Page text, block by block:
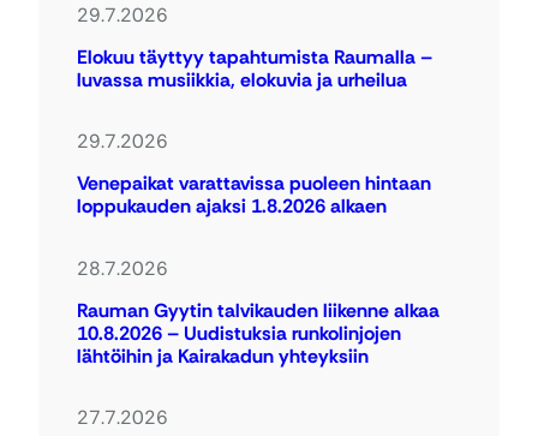
29.7.2026
Elokuu täyttyy tapahtumista Raumalla –
luvassa musiikkia, elokuvia ja urheilua
29.7.2026
Venepaikat varattavissa puoleen hintaan
loppukauden ajaksi 1.8.2026 alkaen
28.7.2026
Rauman Gyytin talvikauden liikenne alkaa
10.8.2026 – Uudistuksia runkolinjojen
lähtöihin ja Kairakadun yhteyksiin
27.7.2026